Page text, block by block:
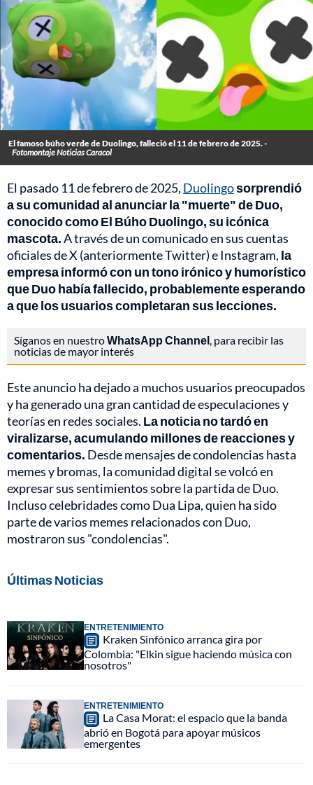
El famoso búho verde de Duolingo, falleció el 11 de febrero de 2025. -
Fotomontaje Noticias Caracol
El pasado 11 de febrero de 2025, Duolingosorprendió
a su comunidad al anunciar la "muerte" de Duo,
conocido como El Búho Duolingo, su icónica
mascota.A través de un comunicado en sus cuentas
oficiales de X (anteriormente Twitter) e Instagram, la
empresa informó con un tono irónico y humorístico
que Duo había fallecido, probablemente esperando
a que los usuarios completaran sus lecciones.
Síganos en nuestroWhatsApp Channel, para recibir las
noticias de mayor interés
Este anuncio ha dejado a muchos usuarios preocupados
y ha generado una gran cantidad de especulaciones y
teorías en redes sociales. La noticia no tardó en
viralizarse, acumulando millones de reacciones y
comentarios. Desde mensajes de condolencias hasta
memes y bromas, la comunidad digital se volcó en
expresar sus sentimientos sobre la partida de Duo.
Incluso celebridades como Dua Lipa, quien ha sido
parte de varios memes relacionados con Duo,
mostraron sus "condolencias".
Últimas Noticias
ENTRETENIMIENTO
Kraken Sinfónico arranca gira por
Colombia: "Elkin sigue haciendo música con
nosotros"
ENTRETENIMIENTO
La Casa Morat: el espacio que la banda
abrió en Bogotá para apoyar músicos
emergentes